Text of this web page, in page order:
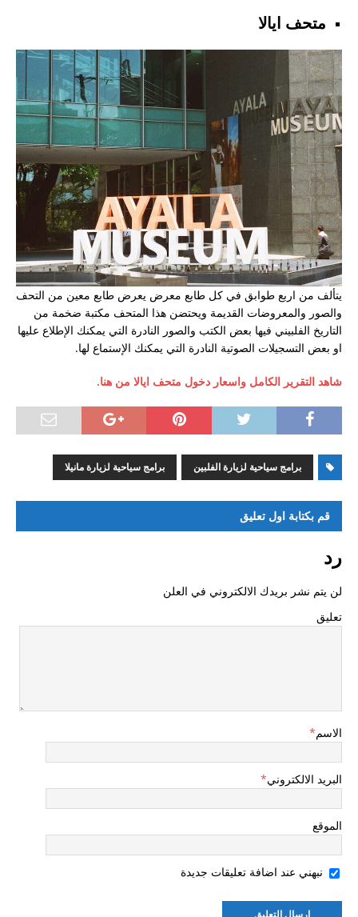
متحف ايالا
يتألف من اربع طوابق في كل طابع معرض يعرض طابع معين من التحف
والصور والمعروضات القديمة ويحتضن هذا المتحف مكتبة ضخمة من
التاريخ الفلبيني فيها بعض الكتب والصور النادرة التي يمكنك الإطلاع عليها
او بعض التسجيلات الصوتية النادرة التي يمكنك الإستماع لها.
شاهد التقرير الكامل واسعار دخول متحف ايالا من هنا.
برامج سياحية لزيارة الفلبين برامج سياحية لزيارة مانيلا
قم بكتابة اول تعليق
رد
لن يتم نشر بريدك الالكتروني في العلن
تعليق
الاسم*
البريد الالكتروني*
الموقع
نبهني عند اضافة تعليقات جديدة